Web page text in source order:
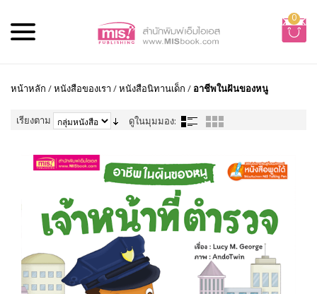
0
หน้าหลัก /หนังสือของเรา /หนังสือนิทานเด็ก / อาชีพในฝันของหนู
เรียงตาม ดูในมุมมอง: